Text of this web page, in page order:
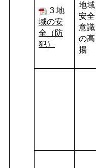
3 地
域の安
全（防
犯）
地域
安全
意識
の高
揚